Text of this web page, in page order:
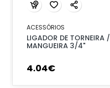
ACESSÓRIOS
LIGADOR DE TORNEIRA /
MANGUEIRA 3/4"
4.04€